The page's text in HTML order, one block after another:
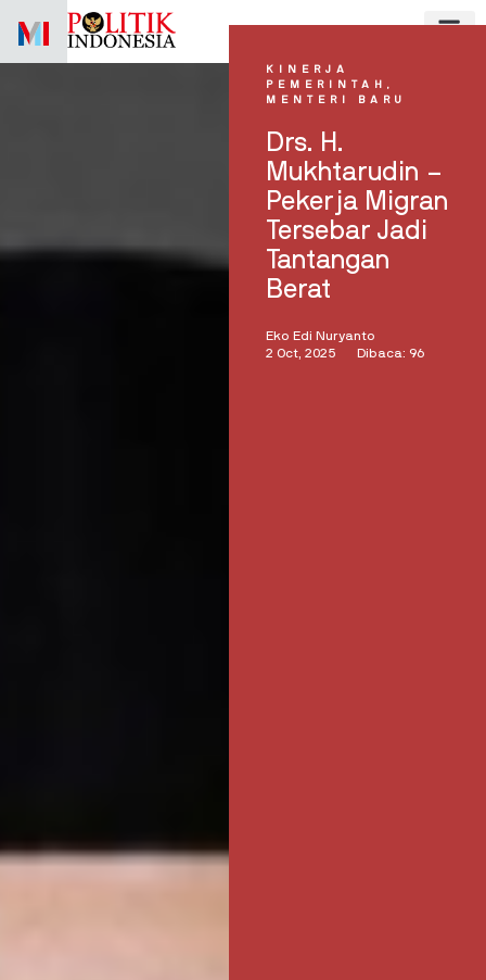
KINERJA
PEMERINTAH,
MENTERI BARU
Drs. H.
Mukhtarudin –
Pekerja Migran
Tersebar Jadi
Tantangan
Berat
Eko Edi Nuryanto
2 Oct, 2025
Dibaca: 96